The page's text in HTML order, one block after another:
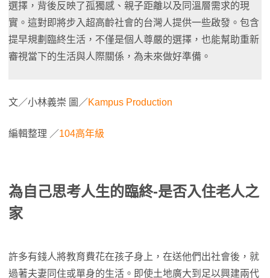
選擇，背後反映了孤獨感、親子距離以及同溫層需求的現
實。這對即將步入超高齡社會的台灣人提供一些啟發。包含
提早規劃臨終生活，不僅是個人尊嚴的選擇，也能幫助重新
審視當下的生活與人際關係，為未來做好準備。
文／小林義崇 圖／Kampus Production
編輯整理 ／104高年級
為自己思考人生的臨終-是否入住老人之
家
許多有錢人將教育費花在孩子身上，在送他們出社會後，就
過著夫妻同住或單身的生活。即使土地廣大到足以興建兩代